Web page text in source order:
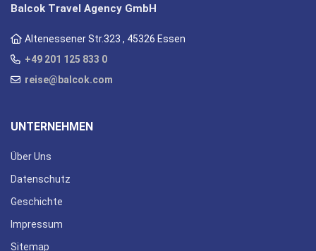
Balcok Travel Agency GmbH
Altenessener Str.323 , 45326 Essen
+49 201 125 833 0
reise@balcok.com
UNTERNEHMEN
Über Uns
Datenschutz
Geschichte
Impressum
Sitemap